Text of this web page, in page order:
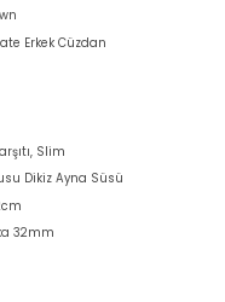
Erkek Cüzdan
Slim
Dikiz Ayna Süsü
32mm